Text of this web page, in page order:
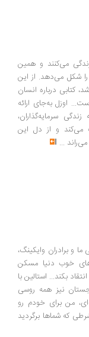
و همین
می‌دهد. از این
درباره انسان
به‌جای ارائه
و از دل این
...
وایکینگ،
دنیا مسکن
استالین با
همه روسی
برای خودم رو
برگردید